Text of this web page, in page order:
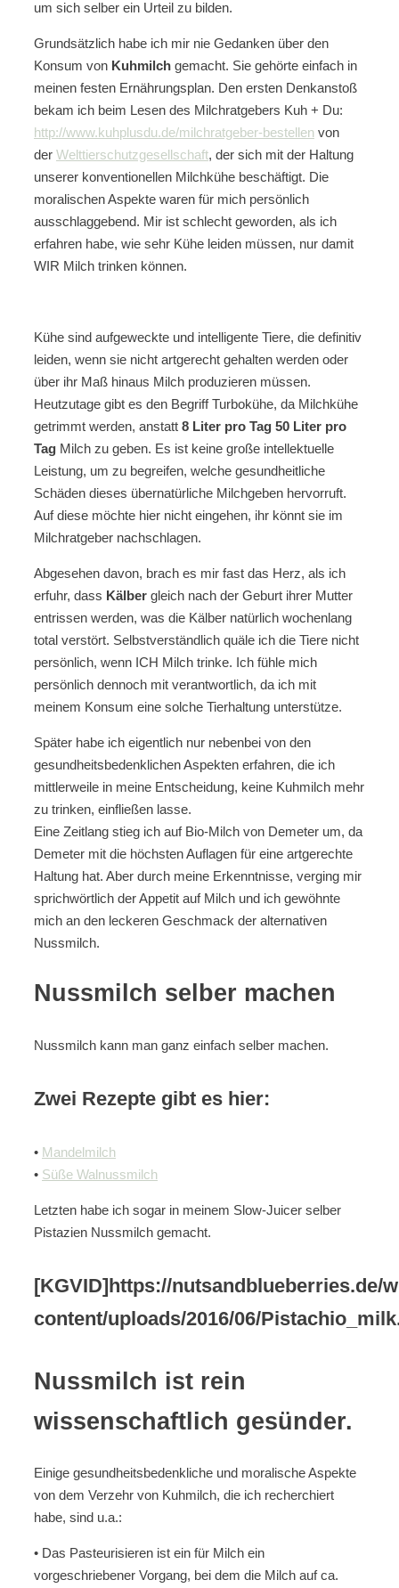
um sich selber ein Urteil zu bilden.
Grundsätzlich habe ich mir nie Gedanken über den
Konsum von Kuhmilch gemacht. Sie gehörte einfach in
meinen festen Ernährungsplan. Den ersten Denkanstoß
bekam ich beim Lesen des Milchratgebers Kuh + Du:
http://www.kuhplusdu.de/milchratgeber-bestellen von
der Welttierschutzgesellschaft, der sich mit der Haltung
unserer konventionellen Milchkühe beschäftigt. Die
moralischen Aspekte waren für mich persönlich
ausschlaggebend. Mir ist schlecht geworden, als ich
erfahren habe, wie sehr Kühe leiden müssen, nur damit
WIR Milch trinken können.
Kühe sind aufgeweckte und intelligente Tiere, die definitiv
leiden, wenn sie nicht artgerecht gehalten werden oder
über ihr Maß hinaus Milch produzieren müssen.
Heutzutage gibt es den Begriff Turbokühe, da Milchkühe
getrimmt werden, anstatt 8 Liter pro Tag 50 Liter pro
Tag Milch zu geben. Es ist keine große intellektuelle
Leistung, um zu begreifen, welche gesundheitliche
Schäden dieses übernatürliche Milchgeben hervorruft.
Auf diese möchte hier nicht eingehen, ihr könnt sie im
Milchratgeber nachschlagen.
Abgesehen davon, brach es mir fast das Herz, als ich
erfuhr, dass Kälber gleich nach der Geburt ihrer Mutter
entrissen werden, was die Kälber natürlich wochenlang
total verstört. Selbstverständlich quäle ich die Tiere nicht
persönlich, wenn ICH Milch trinke. Ich fühle mich
persönlich dennoch mit verantwortlich, da ich mit
meinem Konsum eine solche Tierhaltung unterstütze.
Später habe ich eigentlich nur nebenbei von den
gesundheitsbedenklichen Aspekten erfahren, die ich
mittlerweile in meine Entscheidung, keine Kuhmilch mehr
zu trinken, einfließen lasse.
Eine Zeitlang stieg ich auf Bio-Milch von Demeter um, da
Demeter mit die höchsten Auflagen für eine artgerechte
Haltung hat. Aber durch meine Erkenntnisse, verging mir
sprichwörtlich der Appetit auf Milch und ich gewöhnte
mich an den leckeren Geschmack der alternativen
Nussmilch.
Nussmilch selber machen
Nussmilch kann man ganz einfach selber machen.
Zwei Rezepte gibt es hier:
• Mandelmilch
• Süße Walnussmilch
Letzten habe ich sogar in meinem Slow-Juicer selber
Pistazien Nussmilch gemacht.
[KGVID]https://nutsandblueberries.de/
content/uploads/2016/06/
Nussmilch ist rein
wissenschaftlich gesünder.
Einige gesundheitsbedenkliche und moralische Aspekte
von dem Verzehr von Kuhmilch, die ich recherchiert
habe, sind u.a.:
• Das Pasteurisieren ist ein für Milch ein
vorgeschriebener Vorgang, bei dem die Milch auf ca.